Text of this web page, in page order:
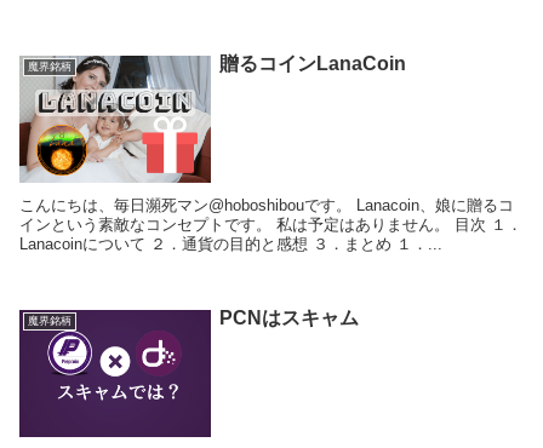
魔界銘柄 贈るコインLanaCoin
こんにちは、毎日瀕死マン@hoboshibouです。 Lanacoin、娘に贈るコ
インという素敵なコンセプトです。 私は予定はありません。 目次 １．
Lanacoinについて ２．通貨の目的と感想 ３．まとめ １．...
魔界銘柄 PCNはスキャム